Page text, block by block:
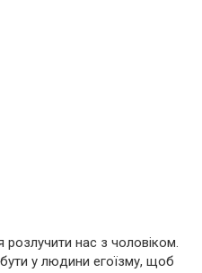
нас з чоловіком.
у людини егоїзму, щоб